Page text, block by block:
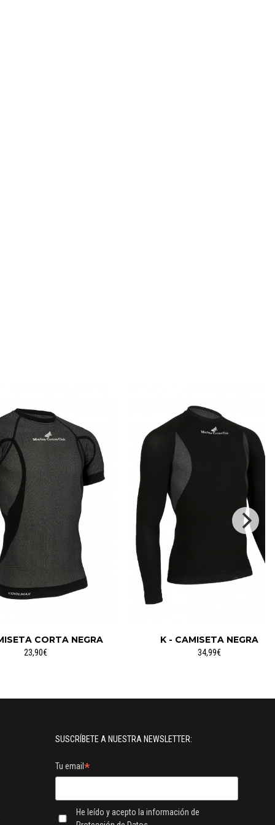
CORTA NEGRA
23,90€
K - CAMISETA NEGRA
34,99€
SUSCRÍBETE A NUESTRA NEWSLETTER:
Tu email*
He leído y acepto la información de